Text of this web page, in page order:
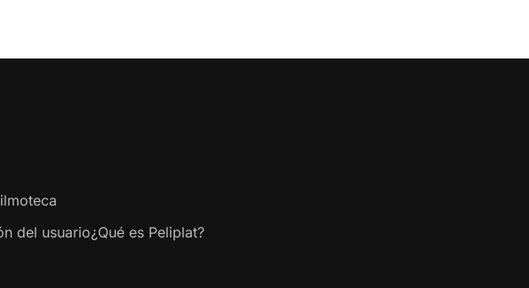
del usuario¿Qué es Peliplat?